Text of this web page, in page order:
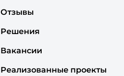
Отзывы
Решения
Вакансии
Реализованные проекты